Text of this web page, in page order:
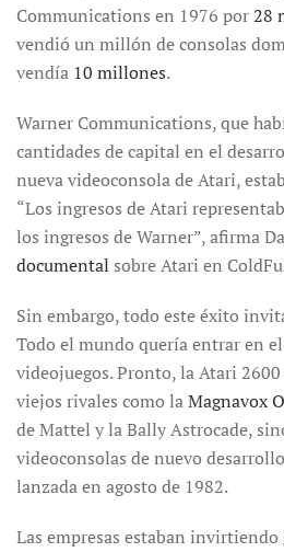
Communications en 1976 por28
vendió un millón de consolas
vendía 10 millones.
Warner Communications, que
cantidades de capital en el
nueva videoconsola de Atari,
“Los ingresos de Atari
los ingresos de Warner”, afirma
documental sobre Atari en
Sin embargo, todo este éxito
Todo el mundo quería entrar en
videojuegos. Pronto, la Atari
viejos rivales como laMagnavox
de Mattel y la Bally Astrocade,
videoconsolas de nuevo
lanzada en agosto de 1982.
Las empresas estaban invirtiendo